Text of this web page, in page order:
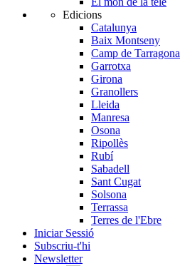
Edicions
Catalunya
Baix Montseny
Camp de Tarragona
Garrotxa
Girona
Granollers
Lleida
Manresa
Osona
Ripollès
Rubí
Sabadell
Sant Cugat
Solsona
Terrassa
Terres de l'Ebre
Iniciar Sessió
Subscriu-t'hi
Newsletter